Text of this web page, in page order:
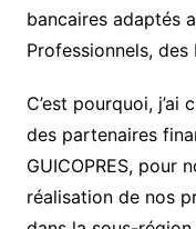
bancaires adaptés
Professionnels,
C’est pourquoi, j’ai
des partenaires
GUICOPRES, pour
réalisation de nos